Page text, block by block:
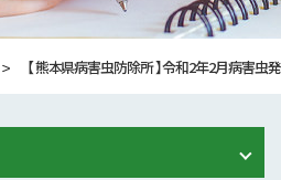
【 熊本県病害虫防除所 】令和2年2月病害